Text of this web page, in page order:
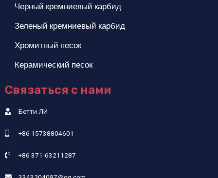
Черный кремниевый карбид
Зеленый кремниевый карбид
Хромитный песок
Керамический песок
Связаться с нами
Бетти ЛИ
+86 15738804601
+86 371-63211287